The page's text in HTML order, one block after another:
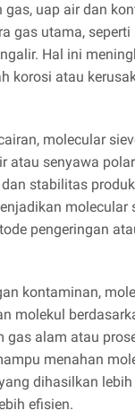
gas, uap air dan
gas utama,
Hal ini
korosi atau
molecular
atau senyawa
stabilitas
molecular
pengeringan
kontaminan,
molekul
gas alam atau
menahan
dihasilkan
efisien.